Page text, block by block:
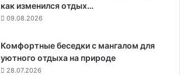
как изменился отдых…
09.08.2026
Комфортные беседки с мангалом для
уютного отдыха на природе
28.07.2026